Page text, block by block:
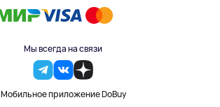
Мы всегда на связи
Мобильное приложение DoBuy